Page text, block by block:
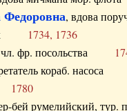
, вдова
1734, 1736
чл. фр. посольства
кораб. насоса
1780
бей румелийский,